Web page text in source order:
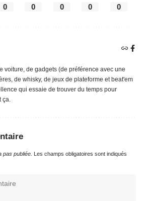
0 0 0 0 0
voiture, de gadgets (de préférence avec une
de whisky, de jeux de plateforme et beat'em
qui essaie de trouver du temps pour
ça.
pas publiée. Les champs obligatoires sont indiqués